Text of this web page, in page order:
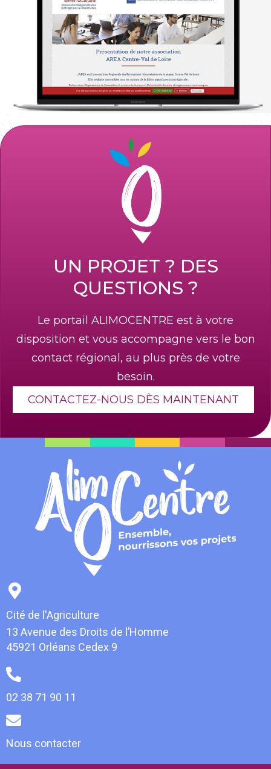
UN PROJET ? DES
QUESTIONS ?
Le portail ALIMOCENTRE est à votre
disposition et vous accompagne vers le bon
contact régional, au plus près de votre
besoin.
CONTACTEZ-NOUS DÈS MAINTENANT
Cité de l'Agriculture
13 Avenue des Droits de l’Homme
45921 Orléans Cedex 9
02 38 71 90 11
Nous contacter